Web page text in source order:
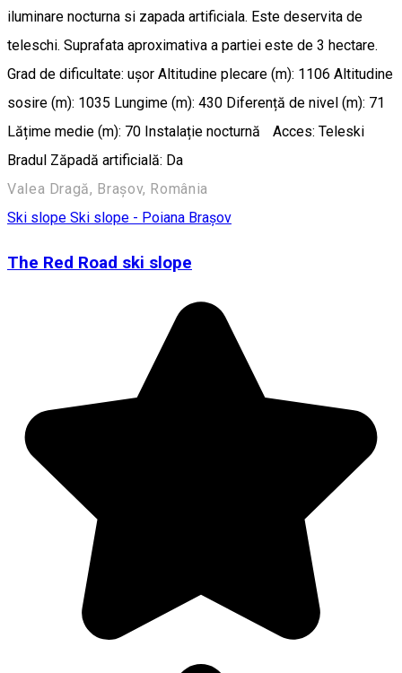
iluminare nocturna si zapada artificiala. Este deservita de
teleschi. Suprafata aproximativa a partiei este de 3 hectare.
Grad de dificultate: ușor Altitudine plecare (m): 1106 Altitudine
sosire (m): 1035 Lungime (m): 430 Diferență de nivel (m): 71
Lățime medie (m): 70 Instalație nocturnă Acces: Teleski
Bradul Zăpadă artificială: Da
Valea Dragă, Brașov, România
Ski slope Ski slope - Poiana Brașov
The Red Road ski slope